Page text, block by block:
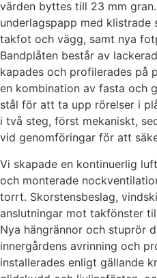
värden byttes till 23 mm
underlagspapp med klistrade
takfot och vägg, samt nya
Bandplåten består av
kapades och profilerades på
en kombination av fasta och
stål för att ta upp rörelser i
i två steg, först mekaniskt,
vid genomföringar för att
Vi skapade en kontinuerlig
och monterade
torrt. Skorstensbeslag,
anslutningar mot takfönster
Nya hängrännor och stuprör
innergårdens avrinning och
installerades enligt gällande